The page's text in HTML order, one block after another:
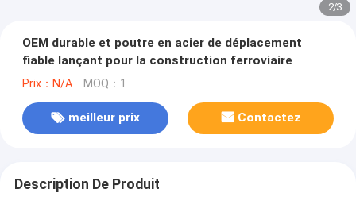
2/3
OEM durable et poutre en acier de déplacement
fiable lançant pour la construction ferroviaire
Prix：N/A MOQ：1
meilleur prix Contactez
Description De Produit